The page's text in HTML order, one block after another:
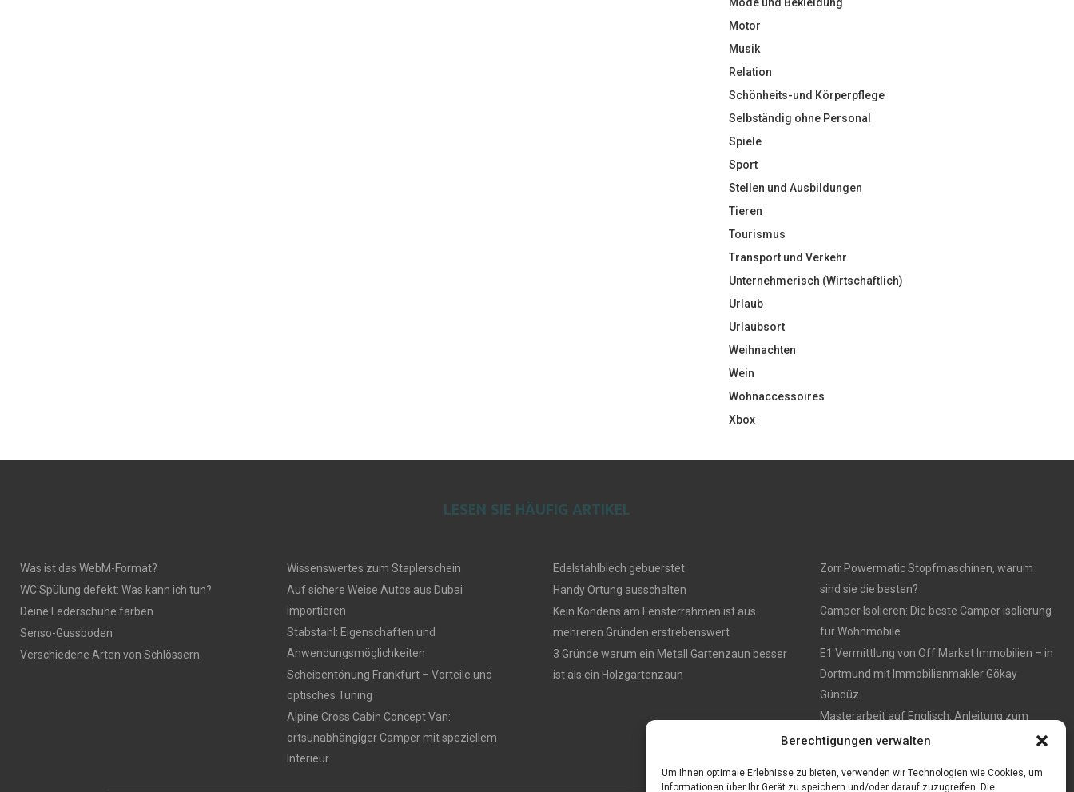
Berechtigungen verwalten
Um Ihnen optimale Erlebnisse zu bieten, verwenden wir Technologien wie Cookies, um
Informationen über Ihr Gerät zu speichern und/oder darauf zuzugreifen. Die
Motor
Musik
Relation
Schönheits-und Körperpflege
Selbständig ohne Personal
Spiele
Sport
Stellen und Ausbildungen
Tieren
Tourismus
Transport und Verkehr
Unternehmerisch (Wirtschaftlich)
Urlaub
Urlaubsort
Weihnachten
Wein
Wohnaccessoires
Xbox
LESEN SIE HÄUFIG ARTIKEL
Was ist das WebM-Format?
WC Spülung defekt: Was kann ich tun?
Deine Lederschuhe färben
Senso-Gussboden
Verschiedene Arten von Schlössern
Wissenswertes zum Staplerschein
Auf sichere Weise Autos aus Dubai
importieren
Stabstahl: Eigenschaften und
Anwendungsmöglichkeiten
Scheibentönung Frankfurt – Vorteile und
optisches Tuning
Alpine Cross Cabin Concept Van:
ortsunabhängiger Camper mit speziellem
Interieur
Edelstahlblech gebuerstet
Handy Ortung ausschalten
Kein Kondens am Fensterrahmen ist aus
mehreren Gründen erstrebenswert
3 Gründe warum ein Metall Gartenzaun besser
ist als ein Holzgartenzaun
Zorr Powermatic Stopfmaschinen, warum
sind sie die besten?
Camper Isolieren: Die beste Camper isolierung
für Wohnmobile
E1 Vermittlung von Off Market Immobilien – in
Dortmund mit Immobilienmakler Gökay
Gündüz
Masterarbeit auf Englisch: Anleitung zum
Verfassen